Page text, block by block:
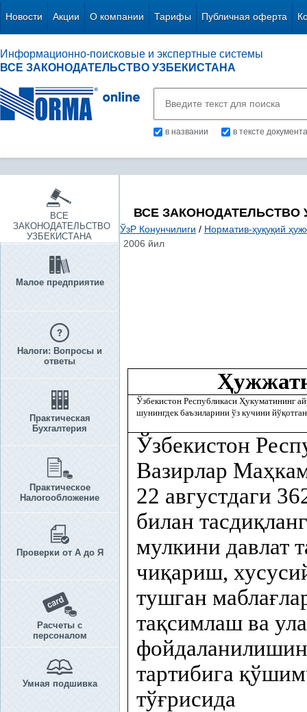
Новости Акции О компании Тарифы Публичная оферта
Информационно-поисковые и экспертные системы
ВСЕ ЗАКОНОДАТЕЛЬСТВО УЗБЕКИСТАНА
в названии в тексте документа
ВСЕ
ЗАКОНОДАТЕЛЬСТВО
УЗБЕКИСТАНА
Малое предприятие
Налоги: Вопросы и
ответы
Практическая
Бухгалтерия
Практическое
Налогообложение
Проверки от А до Я
Расчеты с
персоналом
Умная подшивка
ВСЕ ЗАКОНОДАТЕЛЬСТВО
ЎзР Конунчилиги / Норматив-ҳуқуқий
2006 йил
Ҳ
Ўзбекистон Республикаси Ҳукуматининг
шунингдек баъзиларини ўз кучини йўқ
Ўзбекистон
Вазирлар Маҳ
22 августдаги
билан тасдиқ
мулкини давлат
чиқариш,
тушган маблағ
тақсимлаш ва
тартибига қ
тўғрисида